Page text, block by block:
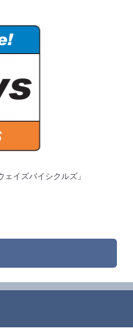
イズバイシクルズ」